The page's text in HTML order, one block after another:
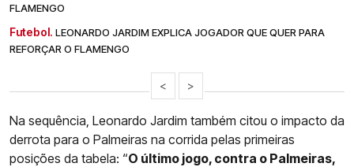
FLAMENGO
Futebol. LEONARDO JARDIM EXPLICA JOGADOR QUE QUER PARA
REFORÇAR O FLAMENGO
< >
Na sequência, Leonardo Jardim também citou o impacto da
derrota para o Palmeiras na corrida pelas primeiras
posições da tabela: “O último jogo, contra o Palmeiras,